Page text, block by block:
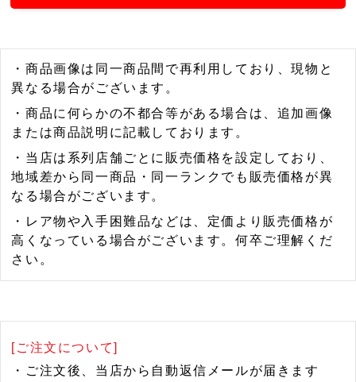
・商品画像は同一商品間で再利用しており、現物と
異なる場合がございます。
・商品に何らかの不都合等がある場合は、追加画像
または商品説明に記載しております。
・当店は系列店舗ごとに販売価格を設定しており、
地域差から同一商品・同一ランクでも販売価格が異
なる場合がございます。
・レア物や入手困難品などは、定価より販売価格が
高くなっている場合がございます。何卒ご理解くだ
さい。
[ご注文について]
・ご注文後、当店から自動返信メールが届きます